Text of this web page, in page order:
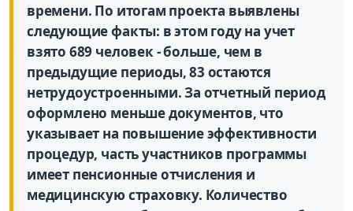
времени. По итогам проекта выявлены
следующие факты: в этом году на учет
взято 689 человек - больше, чем в
предыдущие периоды, 83 остаются
нетрудоустроенными. За отчетный период
оформлено меньше документов, что
указывает на повышение эффективности
процедур, часть участников программы
имеет пенсионные отчисления и
медицинскую страховку. Количество